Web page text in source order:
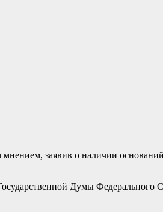
заявив о наличии
Думы Федерального